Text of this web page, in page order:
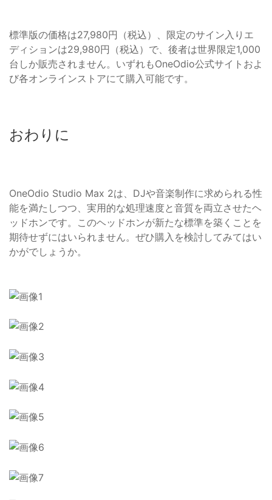
標準版の価格は27,980円（税込）、限定のサイン入りエ
ディションは29,980円（税込）で、後者は世界限定1,000
台しか販売されません。いずれもOneOdio公式サイトおよ
び各オンラインストアにて購入可能です。
おわりに
OneOdio Studio Max 2は、DJや音楽制作に求められる性
能を満たしつつ、実用的な処理速度と音質を両立させたヘ
ッドホンです。このヘッドホンが新たな標準を築くことを
期待せずにはいられません。ぜひ購入を検討してみてはい
かがでしょうか。